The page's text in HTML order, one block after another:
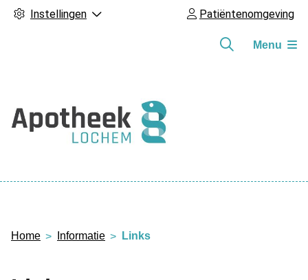
Instellingen Patiëntenomgeving
Menu
Home Informatie Links